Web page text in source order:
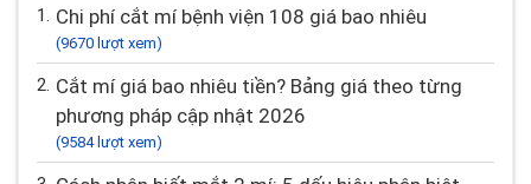
1. Chi phí cắt mí bệnh viện 108 giá bao nhiêu
(9670 lượt xem)
2. Cắt mí giá bao nhiêu tiền? Bảng giá theo từng
phương pháp cập nhật 2026
(9584 lượt xem)